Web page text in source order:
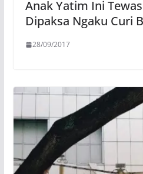
Anak Yatim Ini
Dipaksa Ngaku Curi
28/09/2017